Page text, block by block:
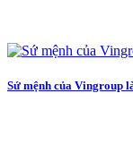
Sứ mệnh của Vingroup